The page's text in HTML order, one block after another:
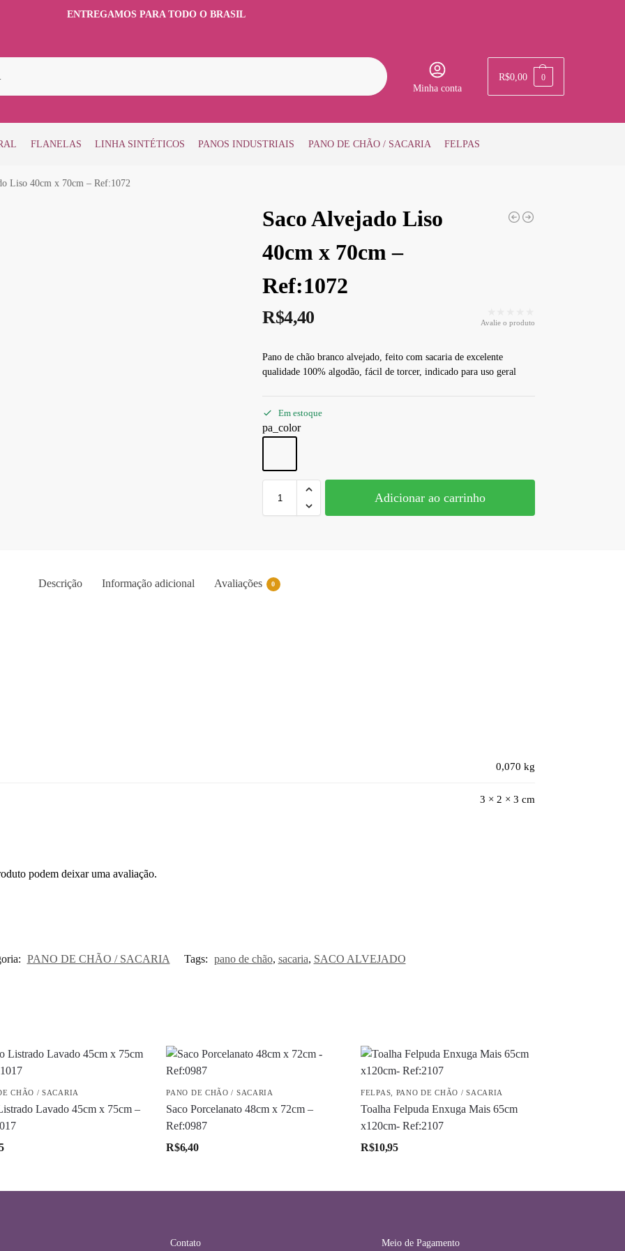
ENTREGAMOS PARA TODO O BRASIL
Pesquisar
Minha conta
R$0,00 0
FLANELAS LINHA SINTÉTICOS PANOS INDUSTRIAIS PANO DE CHÃO / SACARIA FELPAS
Liso 40cm x 70cm – Ref:1072
Saco Alvejado Liso
40cm x 70cm –
Ref:1072
R$4,40 Avalie o produto
Pano de chão branco alvejado, feito com sacaria de excelente
qualidade 100% algodão, fácil de torcer, indicado para uso geral
Em estoque
pa_color
Adicionar ao carrinho
Descrição Informação adicional Avaliações 0
0,070 kg
3 × 2 × 3 cm
podem deixar uma avaliação.
PANO DE CHÃO / SACARIA Tags: pano de chão, sacaria, SACO ALVEJADO
CHÃO / SACARIA
Lavado 45cm x 75cm –
PANO DE CHÃO / SACARIA
Saco Porcelanato 48cm x 72cm –
Ref:0987
R$6,40
FELPAS PANO DE CHÃO / SACARIA
Toalha Felpuda Enxuga Mais 65cm
x120cm- Ref:2107
R$10,95
Contato Meio de Pagamento